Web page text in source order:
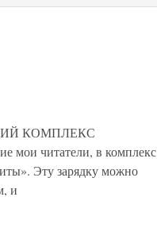
КОМПЛЕКС
читатели, в комплекс
Эту зарядку можно
и